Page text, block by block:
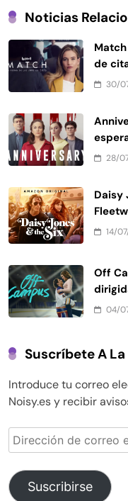
Noticias
de
30/
28/
Daisy
14/
Off
04/
Suscríbete A La
Introduce tu correo
Noisy.es y recibir
Dirección
de
correo
electrónico
Suscribirse